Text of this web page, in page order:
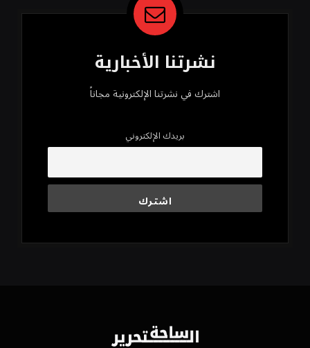
نشرتنا الأخبارية
اشترك في نشرتنا الإلكترونية مجاناً
بريدك الإلكتروني